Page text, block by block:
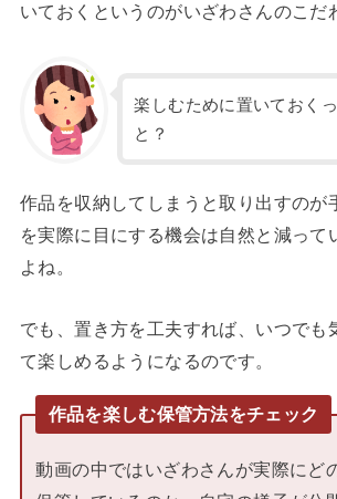
いておくというのがいざわさんのこだ
楽しむために置いておく
と？
作品を収納してしまうと取り出すのが
を実際に目にする機会は自然と減って
よね。
でも、置き方を工夫すれば、いつでも
て楽しめるようになるのです。
作品を楽しむ保管方法をチェック
動画の中ではいざわさんが実際にど